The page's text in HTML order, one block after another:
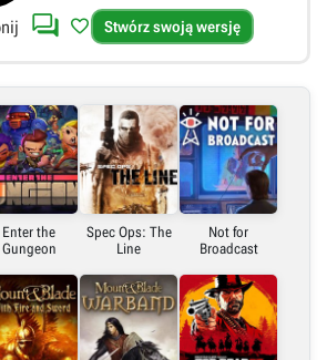
grafiki poziomej
  Stwórz swoją wersję
Enter the
Gungeon
Spec Ops: The
Line
Not for
Broadcast